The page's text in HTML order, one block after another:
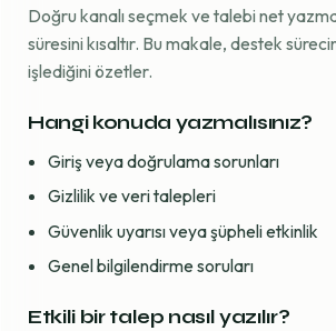
Doğru kanalı seçmek ve talebi net
süresini kısaltır. Bu makale, destek
işlediğini özetler.
Hangi konuda yazmalısınız?
Giriş veya doğrulama sorunları
Gizlilik ve veri talepleri
Güvenlik uyarısı veya şüpheli etkinlik
Genel bilgilendirme soruları
Etkili bir talep nasıl yazılır?